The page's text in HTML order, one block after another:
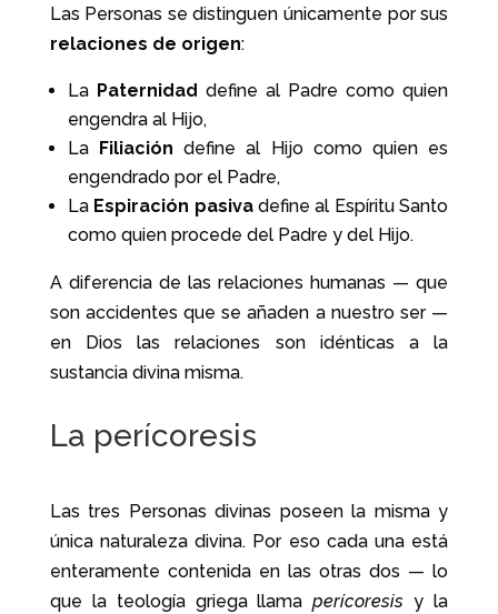
Las Personas se distinguen únicamente por sus
relaciones de origen:
La Paternidad define al Padre como quien
engendra al Hijo,
La Filiación define al Hijo como quien es
engendrado por el Padre,
La Espiración pasivadefine al Espíritu Santo
como quien procede del Padre y del Hijo.
A diferencia de las relaciones humanas — que
son accidentes que se añaden a nuestro ser —
en Dios las relaciones son idénticas a la
sustancia divina misma.
La perícoresis
Las tres Personas divinas poseen la misma y
única naturaleza divina. Por eso cada una está
enteramente contenida en las otras dos — lo
que la teología griega llamaperícoresis y la